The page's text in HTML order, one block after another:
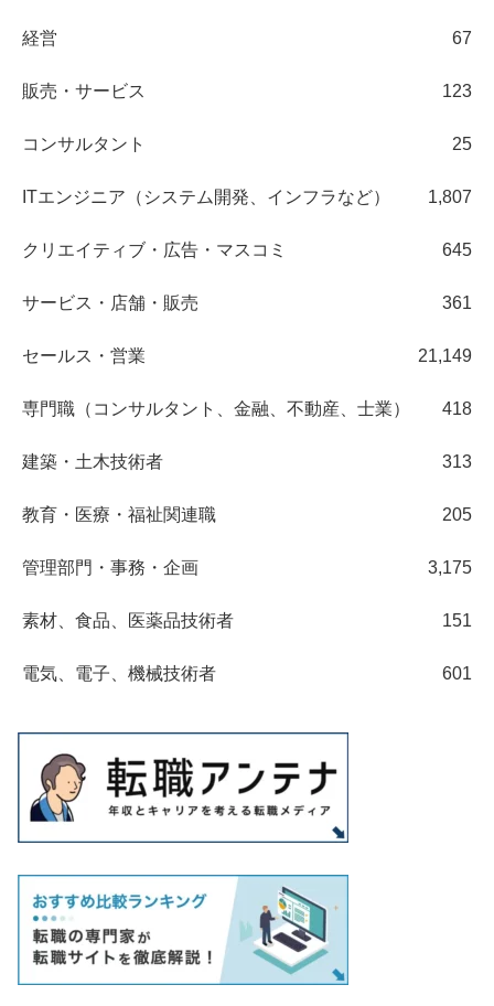
経営 67
販売・サービス 123
コンサルタント 25
ITエンジニア（システム開発、インフラなど） 1,807
クリエイティブ・広告・マスコミ 645
サービス・店舗・販売 361
セールス・営業 21,149
専門職（コンサルタント、金融、不動産、士業） 418
建築・土木技術者 313
教育・医療・福祉関連職 205
管理部門・事務・企画 3,175
素材、食品、医薬品技術者 151
電気、電子、機械技術者 601